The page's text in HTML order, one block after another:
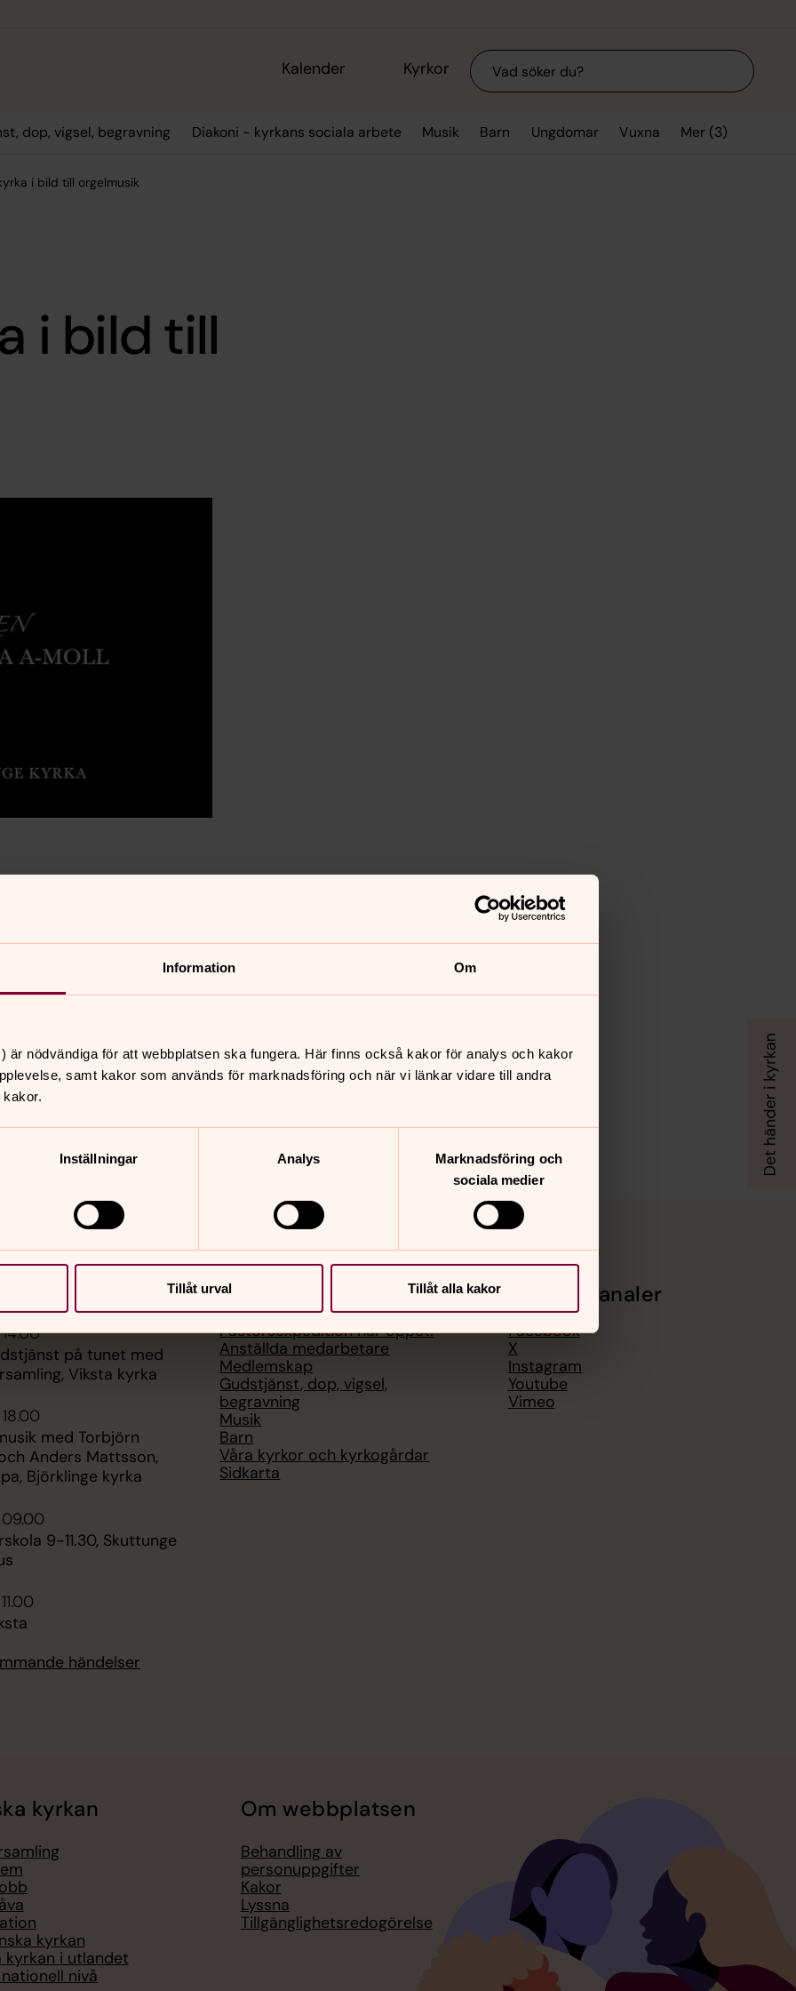
Information Om
är nödvändiga för att webbplatsen ska fungera. Här finns också kakor för analys och kakor
samt kakor som används för marknadsföring och när vi länkar vidare till andra
Inställningar Analys
Marknadsföring och
sociala medier
Tillåt urval Tillåt alla kakor
Kalender Kyrkor Sök
dop, vigsel, begravning Diakoni - kyrkans sociala arbete Musik Barn Ungdomar Vuxna Mer (3)
i bild till orgelmusik
i bild till
a-moll op 49 på kororgeln.
på tunet med
Viksta kyrka
med Torbjörn
Anders Mattsson,
Björklinge kyrka
09.00
9-11.30, Skuttunge
händelser
Hitta snabbt
Pastorsexpedition har öppet:
Anställda medarbetare
Medlemskap
Gudstjänst, dop, vigsel,
begravning
Musik
Barn
Våra kyrkor och kyrkogårdar
Sidkarta
Sociala kanaler
Facebook
X
Instagram
Youtube
Vimeo
kyrkan
kyrkan
kyrkan i utlandet
nivå
Om webbplatsen
Behandling av
personuppgifter
Kakor
Lyssna
Tillgänglighetsredogörelse